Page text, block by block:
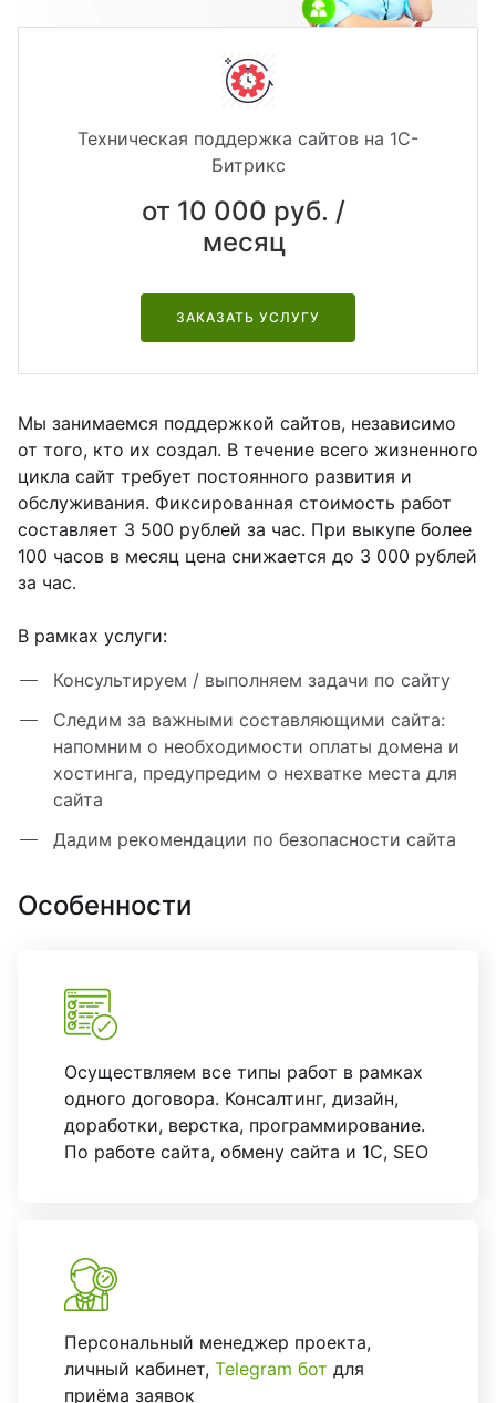
МиниМаркет - лендинг с
и онлайн-оплатой
Премиум - лендинг с
Техническая поддержка сайтов на 1С-
Битрикс
от 10 000 руб. /
месяц
ЗАКАЗАТЬ УСЛУГУ
Мы занимаемся поддержкой сайтов, независимо
от того, кто их создал. В течение всего жизненного
цикла сайт требует постоянного развития и
обслуживания. Фиксированная стоимость работ
составляет 3 500 рублей за час. При выкупе более
100 часов в месяц цена снижается до 3 000 рублей
за час.
В рамках услуги:
Консультируем / выполняем задачи по сайту
Следим за важными составляющими сайта:
напомним о необходимости оплаты домена и
хостинга, предупредим о нехватке места для
сайта
Дадим рекомендации по безопасности сайта
Особенности
Осуществляем все типы работ в рамках
одного договора. Консалтинг, дизайн,
доработки, верстка, программирование.
По работе сайта, обмену сайта и 1С, SEO
Персональный менеджер проекта,
личный кабинет, Telegram бот для
приёма заявок